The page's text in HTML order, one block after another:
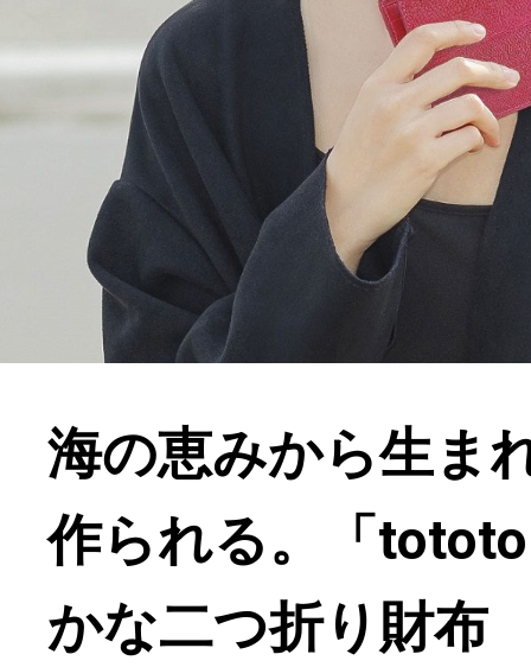
海の恵みから生ま
作られる。「
かな二つ折り財布